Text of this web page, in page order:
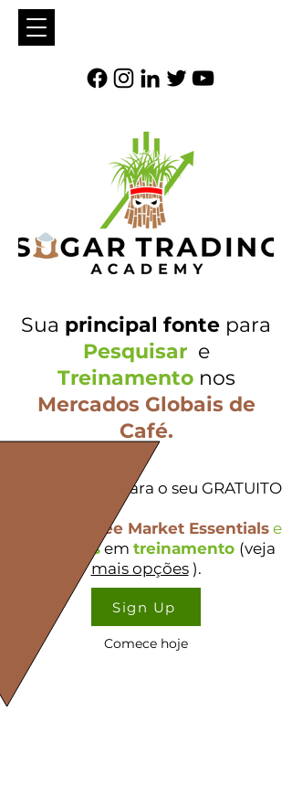
Sua principal fonte para
Pesquisar e
Treinamento nos
Mercados Globais de
Café.
para o seu GRATUITO
Coffee Market Essentialse
descontos em treinamento (veja
mais opções).
Sign Up
Comece hoje